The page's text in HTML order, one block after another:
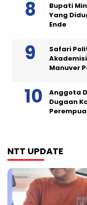
Bupati
Yang
Ende
Safari
Manuver
Anggota
Dugaan
NTT UPDATE